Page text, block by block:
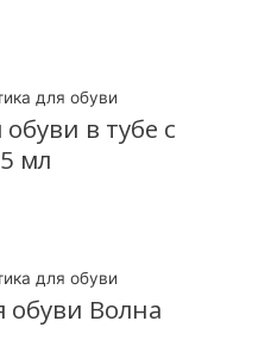
для обуви
в тубе с
мл
для обуви
обуви Волна